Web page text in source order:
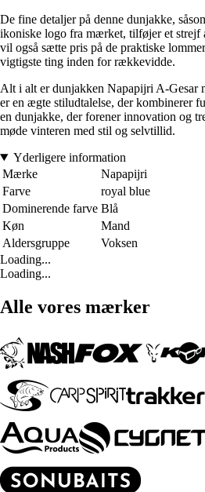
De fine detaljer på denne dunjakke,
ikoniske logo fra mærket, tilføjer et
vil også sætte pris på de praktiske
vigtigste ting inden for rækkevidde.
Alt i alt er dunjakken Napapijri A-Gesar
er en ægte stiludtalelse, der kombinerer
en dunjakke, der forener innovation og
møde vinteren med stil og selvtillid.
Yderligere information
Mærke
Napapijri
Farve
royal blue
Dominerende farve Blå
Køn
Mand
Aldersgruppe
Voksen
Loading...
Loading...
Alle vores mærker